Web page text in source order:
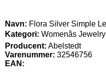
Navn: Flora Silver Simple
Kategori: Womenâs Jewelry
Producent: Abelstedt
Varenummer: 32546756
EAN: